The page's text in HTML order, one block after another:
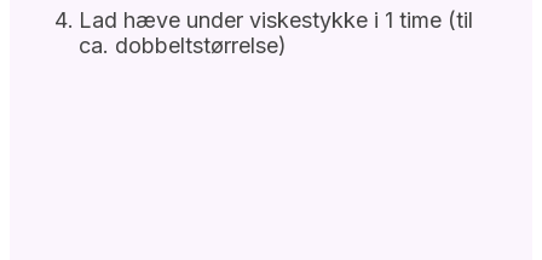
Lad hæve under viskestykke i 1 time (til
ca. dobbeltstørrelse)